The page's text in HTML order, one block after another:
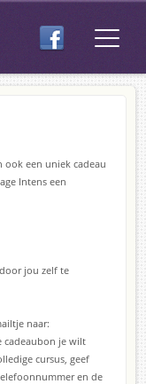
ook een uniek cadeau
Intens een
jou zelf te
naar:
cadeaubon je wilt
cursus, geef
en de